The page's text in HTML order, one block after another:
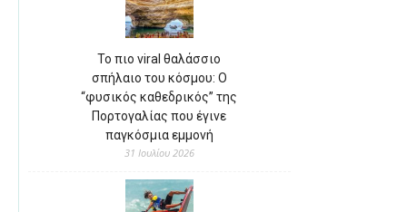
Το πιο viral θαλάσσιο
σπήλαιο του κόσμου: Ο
“φυσικός καθεδρικός” της
Πορτογαλίας που έγινε
παγκόσμια εμμονή
31 Ιουλίου 2026